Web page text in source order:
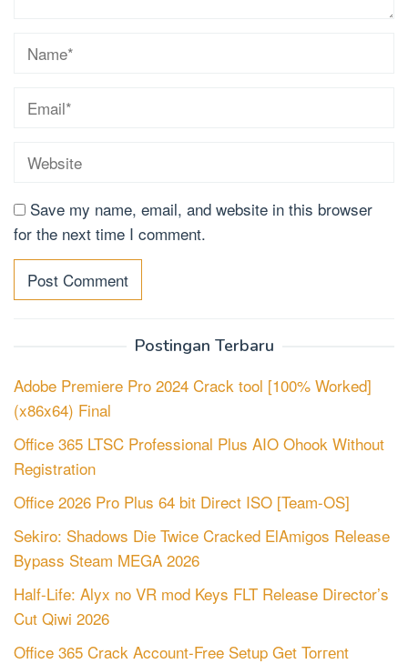
Save my name, email, and website in this browser
for the next time I comment.
Postingan Terbaru
Adobe Premiere Pro 2024 Crack tool [100% Worked]
(x86x64) Final
Office 365 LTSC Professional Plus AIO Ohook Without
Registration
Office 2026 Pro Plus 64 bit Direct ISO [Team-OS]
Sekiro: Shadows Die Twice Cracked ElAmigos Release
Bypass Steam MEGA 2026
Half-Life: Alyx no VR mod Keys FLT Release Director’s
Cut Qiwi 2026
Office 365 Crack Account-Free Setup Gеt Torгеnt